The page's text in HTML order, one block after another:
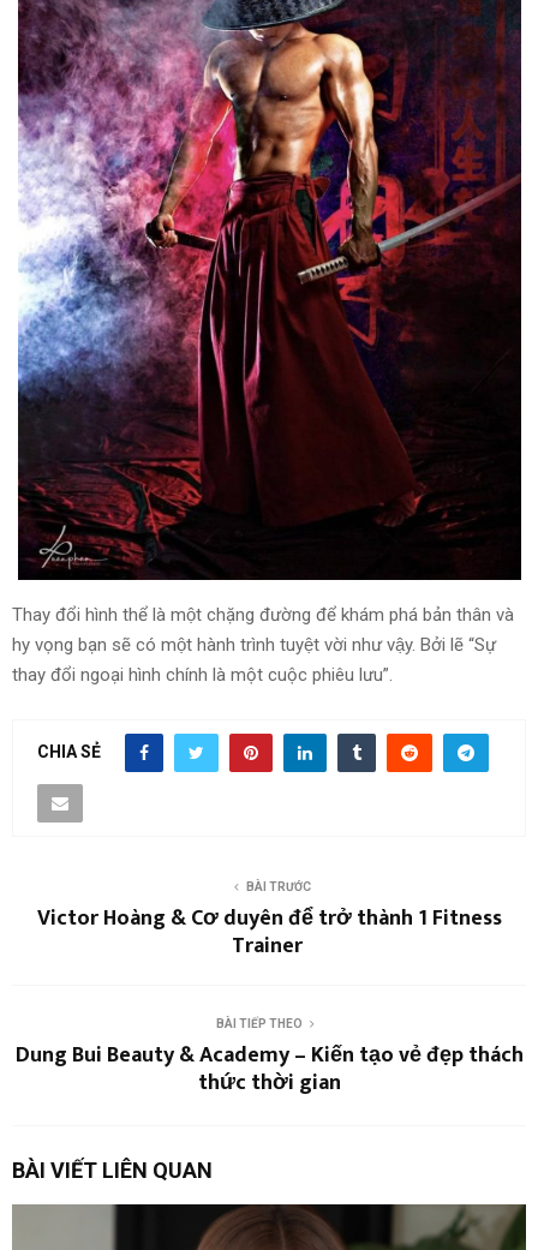
Thay đổi hình thể là một chặng đường để khám phá bản thân và
hy vọng bạn sẽ có một hành trình tuyệt vời như vậy. Bởi lẽ “Sự
thay đổi ngoại hình chính là một cuộc phiêu lưu”.
CHIA SẺ
BÀI TRƯỚC
Victor Hoàng & Cơ duyên để trở thành 1 Fitness
Trainer
BÀI TIẾP THEO
Dung Bui Beauty & Academy – Kiến tạo vẻ đẹp thách
thức thời gian
BÀI VIẾT LIÊN QUAN